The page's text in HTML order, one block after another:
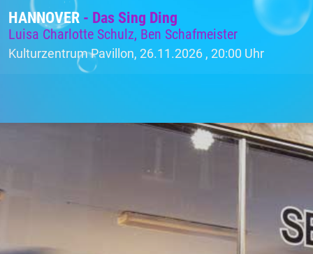
HANNOVER - Das Sing Ding
Luisa Charlotte Schulz, Ben Schafmeister
Kulturzentrum Pavillon, 26.11.2026 , 20:00 Uhr